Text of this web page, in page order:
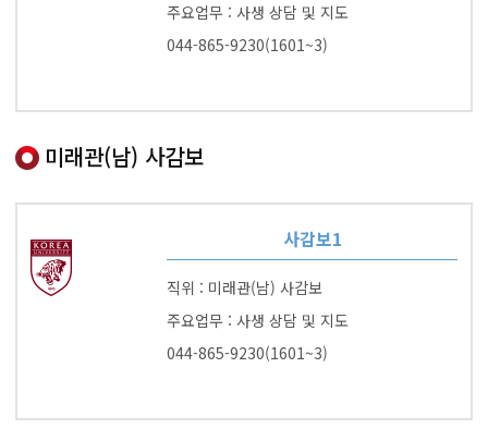
주요업무 : 사생 상담 및 지도
044-865-9230(1601~3)
미래관(남) 사감보
사감보1
직위 : 미래관(남) 사감보
주요업무 : 사생 상담 및 지도
044-865-9230(1601~3)